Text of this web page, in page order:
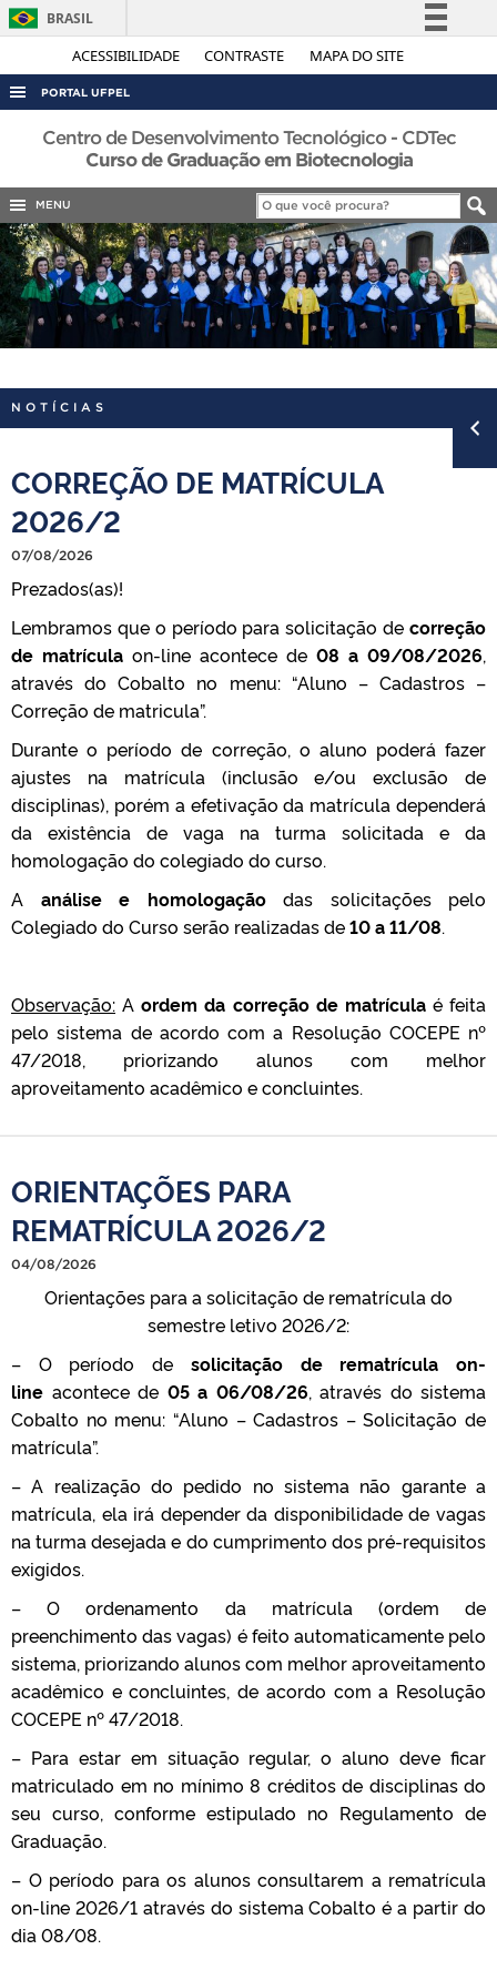
ACESSIBILIDADE CONTRASTE MAPA DO SITE
BRASIL
Simplifique!
Acesso à informação
Legislação
Canais
PORTAL UFPEL
ACESSO À INFORMAÇÃO
AUDITORIA
COBALTO
CONCURSOS
EDITAIS
INTERNACIONAL
TELEFONES
Centro de Desenvolvimento Tecnológico - CDTec
Curso de Graduação em Biotecnologia
MENU
NOTÍCIAS
CORREÇÃO DE MATRÍCULA
2026/2
07/08/2026
Prezados(as)!
Lembramos que o período para solicitação de correção
de matrícula on-line acontece de 08 a 09/08/2026,
através do Cobalto no menu: “Aluno – Cadastros –
Correção de matricula”.
Durante o período de correção, o aluno poderá fazer
ajustes na matrícula (inclusão e/ou exclusão de
disciplinas), porém a efetivação da matrícula dependerá
da existência de vaga na turma solicitada e da
homologação do colegiado do curso.
A análise e homologaçãodas solicitações pelo
Colegiado do Curso serão realizadas de10 a 11/08.
Observação: Aordem da correção de matrículaé feita
pelo sistema de acordo com a Resolução COCEPE nº
47/2018, priorizando alunos com melhor
aproveitamento acadêmico e concluintes.
ORIENTAÇÕES PARA
REMATRÍCULA 2026/2
04/08/2026
Orientações para a solicitação de rematrícula do
semestre letivo 2026/2:
– O período de solicitação de rematrícula on-
line acontece de 05 a 06/08/26, através do sistema
Cobalto no menu: “Aluno – Cadastros – Solicitação de
matrícula”.
– A realização do pedido no sistema não garante a
matrícula, ela irá depender da disponibilidade de vagas
na turma desejada e do cumprimento dos pré-requisitos
exigidos.
– O ordenamento da matrícula (ordem de
preenchimento das vagas) é feito automaticamente pelo
sistema, priorizando alunos com melhor aproveitamento
acadêmico e concluintes, de acordo com a Resolução
COCEPE nº 47/2018.
– Para estar em situação regular, o aluno deve ficar
matriculado em no mínimo 8 créditos de disciplinas do
seu curso, conforme estipulado no Regulamento de
Graduação.
– O período para os alunos consultarem a rematrícula
on-line 2026/1 através do sistema Cobalto é a partir do
dia 08/08.